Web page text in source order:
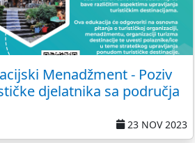
Menadžment - Poziv
djelatnika sa područja
23 NOV 2023